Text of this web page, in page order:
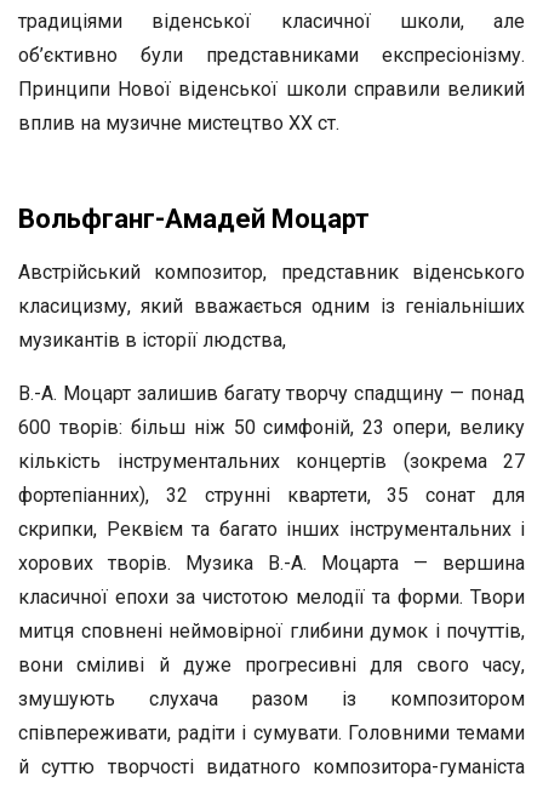
традиціями віденської класичної школи, але
об’єктивно були представниками експресіонізму.
Принципи Нової віденської школи справили великий
вплив на музичне мистецтво XX ст.
Вольфганг-Амадей Моцарт
Австрійський композитор, представник віденського
класицизму, який вважається одним із геніальніших
музикантів в історії людства,
В.-А. Моцарт залишив багату творчу спадщину — понад
600 творів: більш ніж 50 симфоній, 23 опери, велику
кількість інструментальних концертів (зокрема 27
фортепіанних), 32 струнні квартети, 35 сонат для
скрипки, Реквієм та багато інших інструментальних і
хорових творів. Музика В.-А. Моцарта — вершина
класичної епохи за чистотою мелодії та форми. Твори
митця сповнені неймовірної глибини думок і почуттів,
вони сміливі й дуже прогресивні для свого часу,
змушують слухача разом із композитором
співпереживати, радіти і сумувати. Головними темами
й суттю творчості видатного композитора-гуманіста